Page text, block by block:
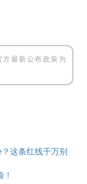
最新公布政策为
这条红线千万别